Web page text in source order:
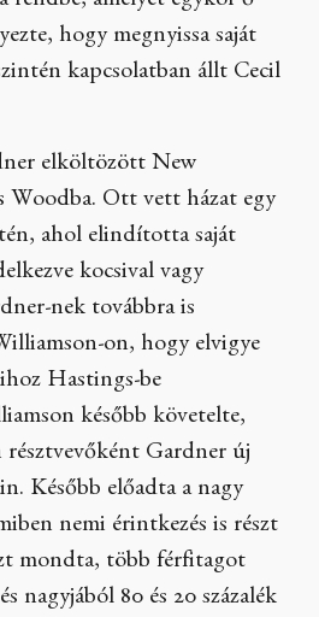
hogy megnyissa saját
kapcsolatban állt Cecil
elköltözött New
Woodba. Ott vett házat egy
ahol elindította saját
kocsival vagy
nek továbbra is
on, hogy elvigye
Hastings-be
később követelte,
résztvevőként Gardner új
Később előadta a nagy
nemi érintkezés is részt
mondta, több férfitagot
nagyjából 80 és 20 százalék